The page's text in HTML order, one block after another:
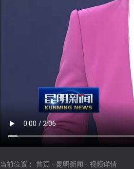
当前位置： 首页 - 昆明新闻 - 视频详情